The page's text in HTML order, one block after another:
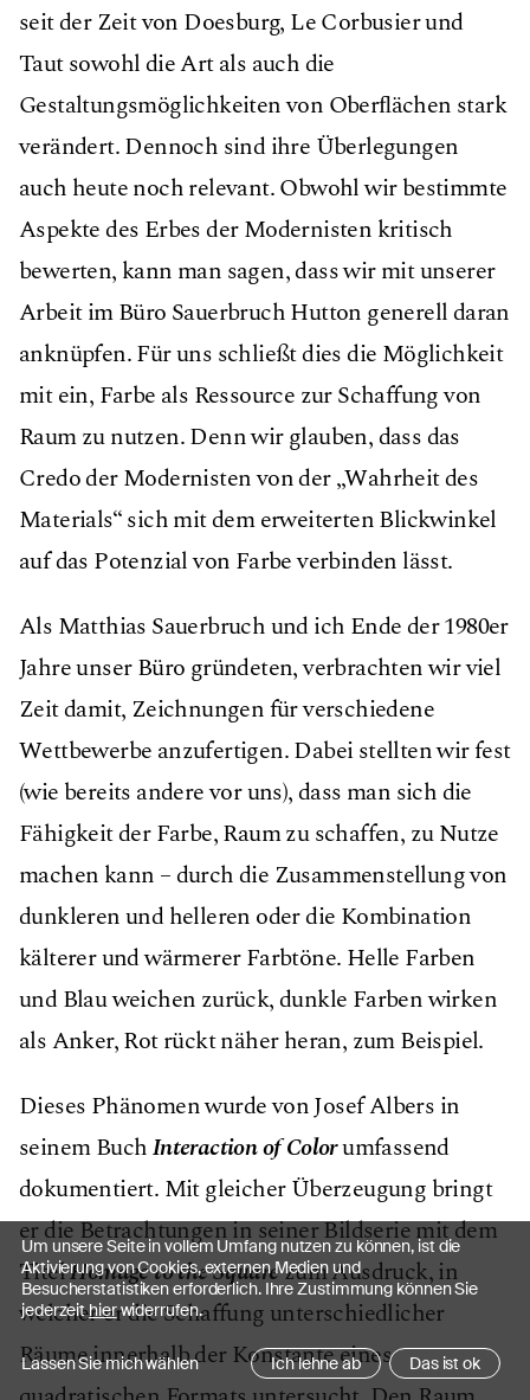
seit der Zeit von Doesburg, Le Corbusier und
Taut sowohl die Art als auch die
Gestaltungsmöglichkeiten von Oberﬂächen stark
verändert. Dennoch sind ihre Überlegungen
auch heute noch relevant. Obwohl wir bestimmte
Aspekte des Erbes der Modernisten kritisch
bewerten, kann man sagen, dass wir mit unserer
Arbeit im Büro Sauerbruch Hutton generell daran
anknüpfen. Für uns schließt dies die Möglichkeit
mit ein, Farbe als Ressource zur Schaffung von
Raum zu nutzen. Denn wir glauben, dass das
Credo der Modernisten von der „Wahrheit des
Materials“ sich mit dem erweiterten Blickwinkel
auf das Potenzial von Farbe verbinden lässt.
Als Matthias Sauerbruch und ich Ende der 1980er
Jahre unser Büro gründeten, verbrachten wir viel
Zeit damit, Zeichnungen für verschiedene
Wettbewerbe anzufertigen. Dabei stellten wir fest
(wie bereits andere vor uns), dass man sich die
Fähigkeit der Farbe, Raum zu schaffen, zu Nutze
machen kann – durch die Zusammenstellung von
dunkleren und helleren oder die Kombination
kälterer und wärmerer Farbtöne. Helle Farben
und Blau weichen zurück, dunkle Farben wirken
als Anker, Rot rückt näher heran, zum Beispiel.
Dieses Phänomen wurde von Josef Albers in
seinem BuchInteraction of Colorumfassend
dokumentiert. Mit gleicher Überzeugung bringt
er die Betrachtungen in seiner Bildserie mit dem
TitelHomage to the Squarezum Ausdruck, in
welcher er die Schaffung unterschiedlicher
Räume innerhalb der Konstante eines
Um unsere Seite in vollem Umfang nutzen zu können, ist die
Aktivierung von Cookies, externen Medien und
Besucherstatistiken erforderlich. Ihre Zustimmung können Sie
jederzeithierwiderrufen.
Lassen Sie mich wählen Ich lehne ab Das ist ok